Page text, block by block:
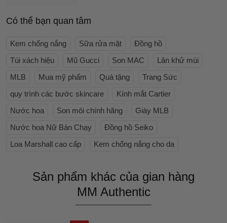
Có thể bạn quan tâm
Kem chống nắng Sữa rửa mặt
Đồng hồ
Túi xách hiệu
Mũ Gucci Son MAC
Lăn khử mùi
MLB
Mua mỹ phẩm Quà tặng
Trang Sức
quy trình các bước skincare
Kính mắt Cartier
Nước hoa
Son môi chính hãng
Giày MLB
Nước hoa Nữ Bán Chạy
Đồng hồ Seiko
Loa Marshall cao cấp
Kem chống nắng cho da
Sản phẩm khác của gian hàng
MM Authentic